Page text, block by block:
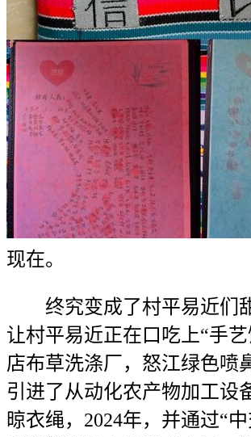
现在。
终究变成了村平易近们甜
让村平易近正在口吃上“手
店布草洗涤厂，怒江绿色喷
引进了从动化农产物加工设
晾衣绳，2024年，并通过“